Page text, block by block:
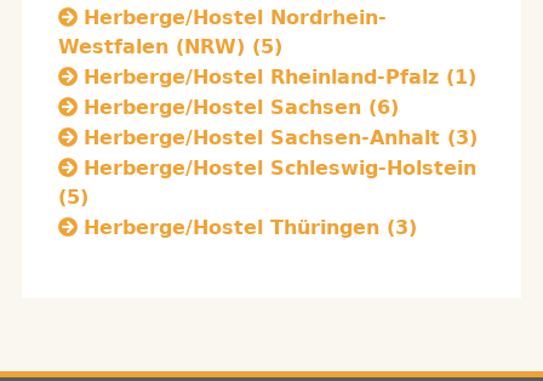
Herberge/Hostel Nordrhein-
Westfalen (NRW) (5)
Herberge/Hostel Rheinland-Pfalz (1)
Herberge/Hostel Sachsen (6)
Herberge/Hostel Sachsen-Anhalt (3)
Herberge/Hostel Schleswig-Holstein
(5)
Herberge/Hostel Thüringen (3)